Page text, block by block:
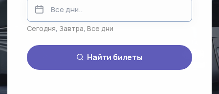
Сегодня, Завтра, Все дни
Найти билеты